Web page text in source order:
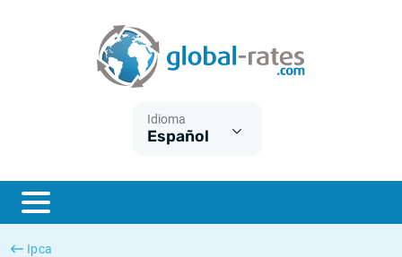
Idioma
Español
Ipca
ESTER
SONIA
¿Qué es la inflación IPC?
¿Qué es la inflación IPCA?
Inflación Español - IPC
Inflación Estadounidense
Euribor - histórico
SOFR - histórico
TONAR - histórico
Calculadora de inflación